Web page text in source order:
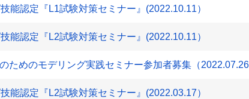
能認定『L1試験対策セミナー』(2022.10.11）
能認定『L2試験対策セミナー』(2022.10.11）
ためのモデリング実践セミナー参加者募集（2022.07.26
能認定『L2試験対策セミナー』(2022.03.17）